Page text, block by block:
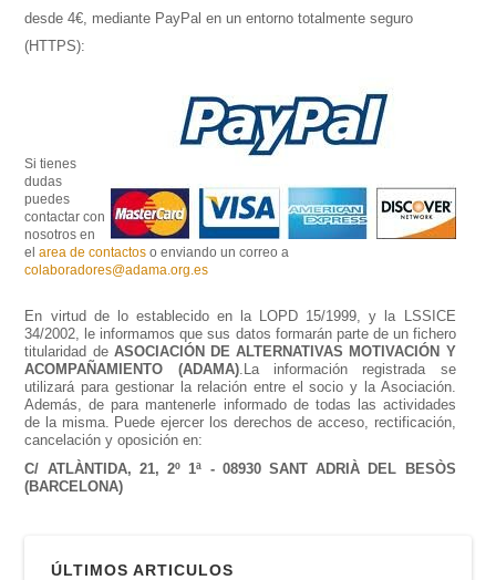
desde 4€, mediante PayPal en un entorno totalmente seguro
(HTTPS):
Si tienes
dudas
puedes
contactar con
nosotros en
el area de contactos o enviando un correo a
colaboradores@adama.org.es
En virtud de lo establecido en la LOPD 15/1999, y la LSSICE
34/2002, le informamos que sus datos formarán parte de un fichero
titularidad de ASOCIACIÓN DE ALTERNATIVAS MOTIVACIÓN Y
ACOMPAÑAMIENTO (ADAMA). La información registrada se
utilizará para gestionar la relación entre el socio y la Asociación.
Además, de para mantenerle informado de todas las actividades
de la misma. Puede ejercer los derechos de acceso, rectificación,
cancelación y oposición en:
C/ ATLÀNTIDA, 21, 2º 1ª - 08930 SANT ADRIÀ DEL BESÒS
(BARCELONA)
ÚLTIMOS ARTICULOS